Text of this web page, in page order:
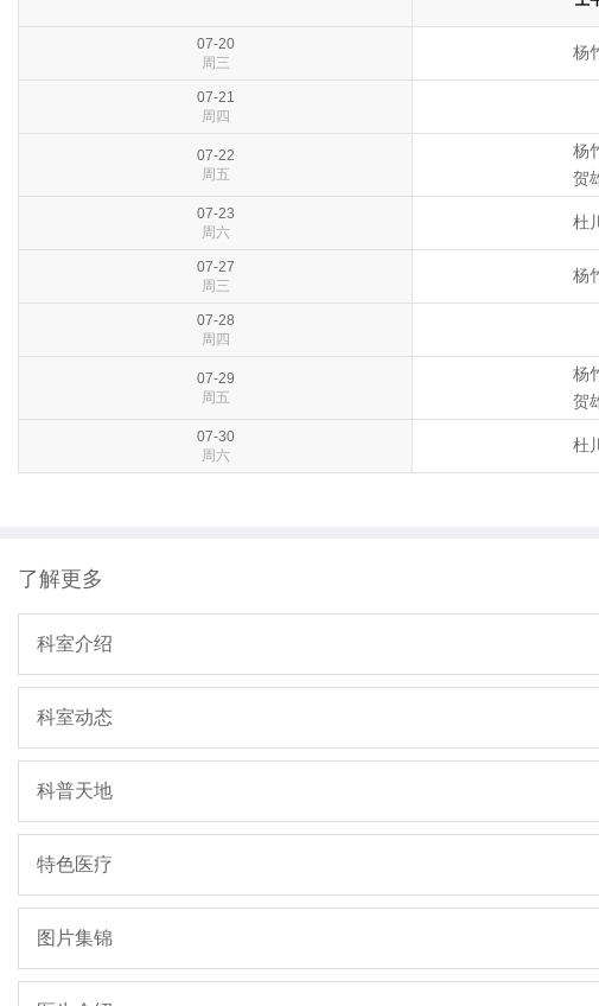
07-20
周三
杨
07-21
周四
07-22
周五
杨
贺
07-23
周六
杜川
07-27
周三
杨
07-28
周四
07-29
周五
杨
贺
07-30
周六
杜川
了解更多
科室介绍
科室动态
科普天地
特色医疗
图片集锦